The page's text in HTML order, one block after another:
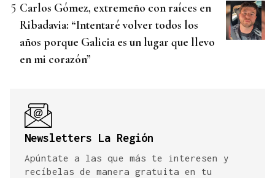
Carlos Gómez, extremeño con raíces en
Ribadavia: “Intentaré volver todos los
años porque Galicia es un lugar que llevo
en mi corazón”
Newsletters La Región
Apúntate a las que más te interesen y
recíbelas de manera gratuita en tu